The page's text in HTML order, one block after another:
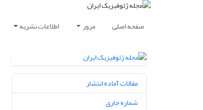
صفحه اصلی مرور اطلاعات نشریه
مقالات آماده انتشار
شماره جاری